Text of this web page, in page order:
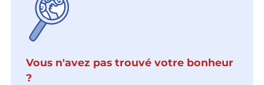
Vous n'avez pas trouvé votre bonheur
?